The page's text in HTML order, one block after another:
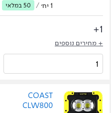
1 יח׳ / 50 במלאי
1+
+ מחירים נוספים
COAST
CLW800